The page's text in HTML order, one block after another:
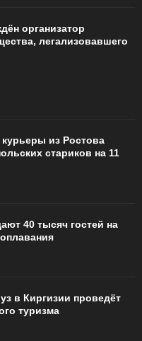
организатор
легализовавшего
из Ростова
стариков на 11
40 тысяч гостей на
в Киргизии проведёт
туризма